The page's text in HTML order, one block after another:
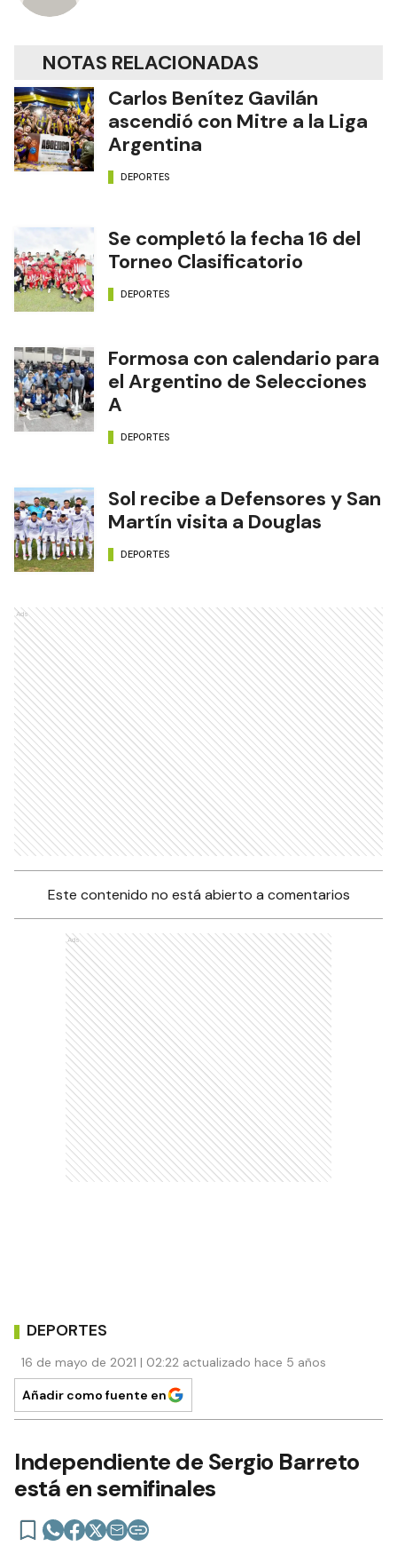
NOTAS RELACIONADAS
Carlos Benítez Gavilán
ascendió con Mitre a la Liga
Argentina
DEPORTES
Se completó la fecha 16 del
Torneo Clasificatorio
DEPORTES
Formosa con calendario para
el Argentino de Selecciones
A
DEPORTES
Sol recibe a Defensores y San
Martín visita a Douglas
DEPORTES
Ads
Este contenido no está abierto a comentarios
Ads
DEPORTES
16 de mayo de 2021 | 02:22 actualizado hace 5 años
Añadir como fuente en
Independiente de Sergio Barreto
está en semifinales